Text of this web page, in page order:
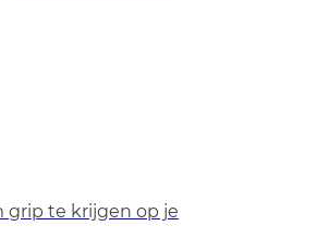
grip te krijgen op je